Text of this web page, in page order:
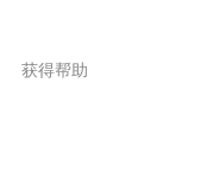
获得帮助